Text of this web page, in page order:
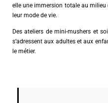
elle une immersion totale au
leur mode de vie.
Des ateliers de mini-mushers et
s’adressent aux adultes et aux
le métier.